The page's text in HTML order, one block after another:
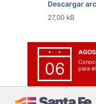
Descargar
27,00 kB
06
para